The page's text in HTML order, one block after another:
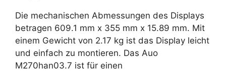
Die mechanischen Abmessungen des Displays
betragen 609.1 mm x 355 mm x 15.89 mm. Mit
einem Gewicht von 2.17 kg ist das Display leicht
und einfach zu montieren. Das Auo
M270han03.7 ist für einen